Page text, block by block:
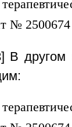
В другом